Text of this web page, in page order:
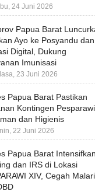
24 Juni 2026
Papua Barat
Ayo ke Posyandu dan
Digital, Dukung
Imunisasi
23 Juni 2026
Papua Barat Pastikan
Kontingen Pesparawi
dan Higienis
22 Juni 2026
Papua Barat Intensifkan
dan IRS di Lokasi
XIV, Cegah